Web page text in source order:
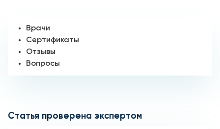
Врачи
Сертификаты
Отзывы
Вопросы
Статья проверена экспертом